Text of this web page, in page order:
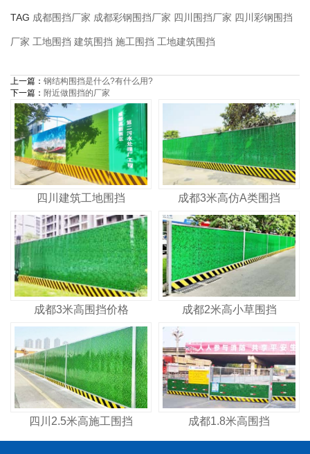
TAG 成都围挡厂家 成都彩钢围挡厂家 四川围挡厂家 四川彩钢围挡
厂家 工地围挡 建筑围挡 施工围挡 工地建筑围挡
上一篇： 钢结构围挡是什么?有什么用?
下一篇： 附近做围挡的厂家
四川建筑工地围挡 成都3米高仿A类围挡
成都3米高围挡价格 成都2米高小草围挡
四川2.5米高施工围挡 成都1.8米高围挡